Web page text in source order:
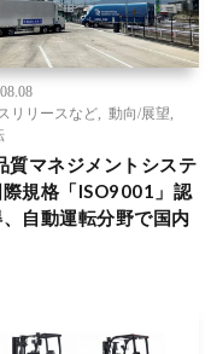
リリースなど
動向/展望
質マネジメントシステ
際規格「ISO9001」認
自動運転分野で国内